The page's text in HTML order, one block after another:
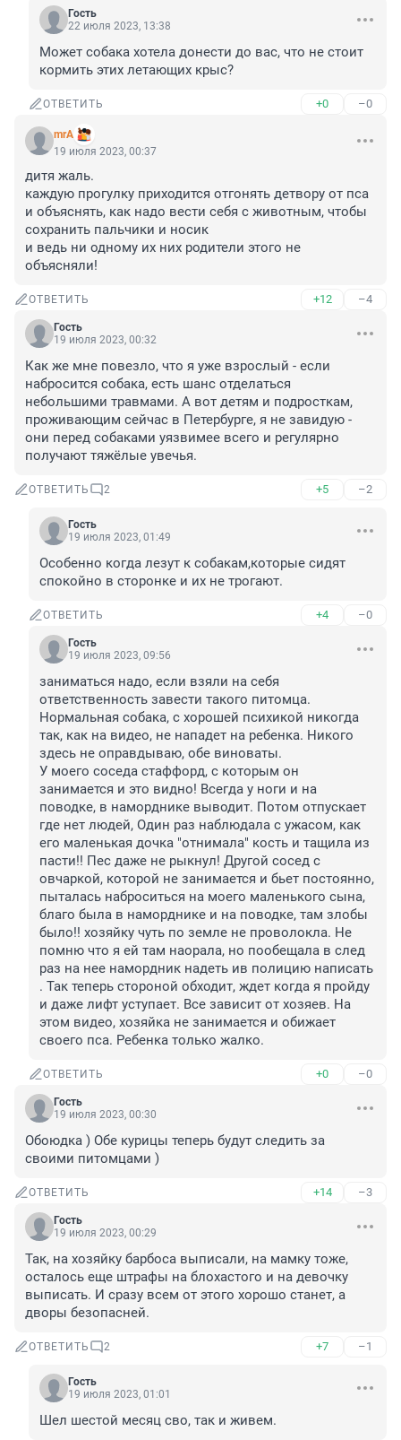
Гость
22 июля 2023, 13:38
Может собака хотела донести до вас, что не стоит
кормить этих летающих крыс?
ОТВЕТИТЬ +0 –0
mrA
19 июля 2023, 00:37
дитя жаль.
каждую прогулку приходится отгонять детвору от пса
и объяснять, как надо вести себя с животным, чтобы
сохранить пальчики и носик
и ведь ни одному их них родители этого не
объясняли!
ОТВЕТИТЬ +12 –4
Гость
19 июля 2023, 00:32
Как же мне повезло, что я уже взрослый - если
набросится собака, есть шанс отделаться
небольшими травмами. А вот детям и подросткам,
проживающим сейчас в Петербурге, я не завидую -
они перед собаками уязвимее всего и регулярно
получают тяжёлые увечья.
ОТВЕТИТЬ 2 +5 –2
Гость
19 июля 2023, 01:49
Особенно когда лезут к собакам,которые сидят
спокойно в сторонке и их не трогают.
ОТВЕТИТЬ +4 –0
Гость
19 июля 2023, 09:56
заниматься надо, если взяли на себя
ответственность завести такого питомца.
Нормальная собака, с хорошей психикой никогда
так, как на видео, не нападет на ребенка. Никого
здесь не оправдываю, обе виноваты.
У моего соседа стаффорд, с которым он
занимается и это видно! Всегда у ноги и на
поводке, в наморднике выводит. Потом отпускает
где нет людей, Один раз наблюдала с ужасом, как
его маленькая дочка "отнимала" кость и тащила из
пасти!! Пес даже не рыкнул! Другой сосед с
овчаркой, которой не занимается и бьет постоянно,
пыталась наброситься на моего маленького сына,
благо была в наморднике и на поводке, там злобы
было!! хозяйку чуть по земле не проволокла. Не
помню что я ей там наорала, но пообещала в след
раз на нее намордник надеть ив полицию написать
. Так теперь стороной обходит, ждет когда я пройду
и даже лифт уступает. Все зависит от хозяев. На
этом видео, хозяйка не занимается и обижает
своего пса. Ребенка только жалко.
ОТВЕТИТЬ +0 –0
Гость
19 июля 2023, 00:30
Обоюдка ) Обе курицы теперь будут следить за
своими питомцами )
ОТВЕТИТЬ +14 –3
Гость
19 июля 2023, 00:29
Так, на хозяйку барбоса выписали, на мамку тоже,
осталось еще штрафы на блохастого и на девочку
выписать. И сразу всем от этого хорошо станет, а
дворы безопасней.
ОТВЕТИТЬ 2 +7 –1
Гость
19 июля 2023, 01:01
Шел шестой месяц сво, так и живем.